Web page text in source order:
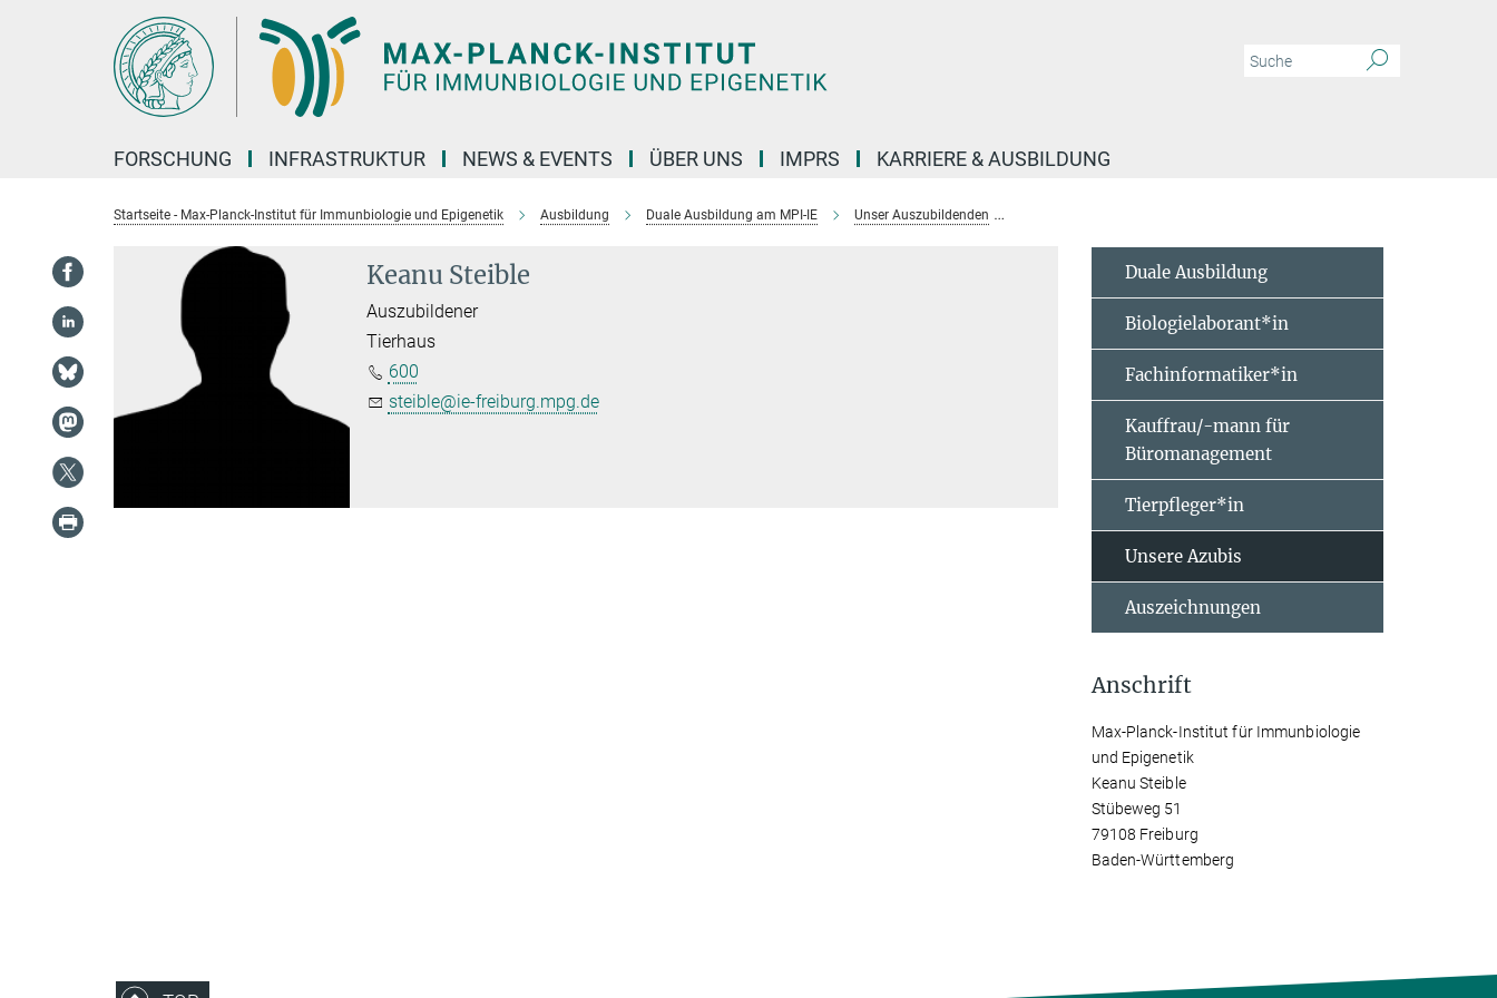
FORSCHUNG INFRASTRUKTUR NEWS & EVENTS ÜBER UNS IMPRS KARRIERE & AUSBILDUNG
Startseite - Max-Planck-Institut für Immunbiologie und Epigenetik Ausbildung Duale Ausbildung am MPI-IE Unser Auszubildenden
Keanu Steible
Auszubildener
Tierhaus
600
steible@ie-freiburg.mpg.de
Duale Ausbildung
Biologielaborant*in
Fachinformatiker*in
Kauffrau/-mann für
Büromanagement
Tierpfleger*in
Unsere Azubis
Auszeichnungen
Anschrift
Max-Planck-Institut für Immunbiologie
und Epigenetik
Keanu Steible
Stübeweg 51
79108 Freiburg
Baden-Württemberg